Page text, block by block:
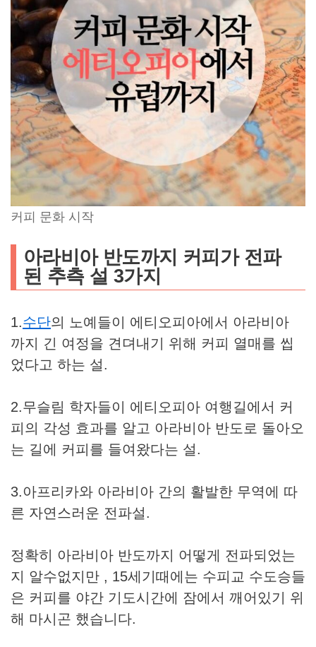
커피 문화 시작
아라비아 반도까지 커피가 전파
된 추측 설 3가지
1.수단의 노예들이 에티오피아에서 아라비아
까지 긴 여정을 견뎌내기 위해 커피 열매를 씹
었다고 하는 설.
2.무슬림 학자들이 에티오피아 여행길에서 커
피의 각성 효과를 알고 아라비아 반도로 돌아오
는 길에 커피를 들여왔다는 설.
3.아프리카와 아라비아 간의 활발한 무역에 따
른 자연스러운 전파설.
정확히 아라비아 반도까지 어떻게 전파되었는
지 알수없지만 , 15세기때에는 수피교 수도승들
은 커피를 야간 기도시간에 잠에서 깨어있기 위
해 마시곤 했습니다.